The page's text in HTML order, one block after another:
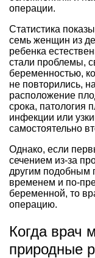
операции.
Статистика
семь женщин из
ребенка
стали проблемы,
беременностью,
не повторились,
расположение
срока, патология
инфекции или
самостоятельно
Однако, если
сечением из-за
другим подобным
временем и по-
беременной, то
операцию.
Когда врач
природные